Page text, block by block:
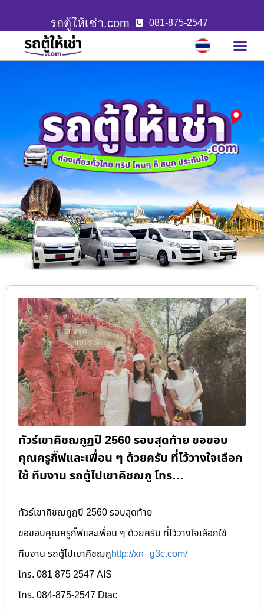
รถตู้ให้เช่า.com 081-875-2547
ทัวร์เขาคิชฌกูฏปี 2560 รอบสุดท้าย ขอขอบ
คุณครูกิ๊ฟและเพื่อน ๆ ด้วยครับ ที่ไว้วางใจเลือก
ใช้ ทีมงาน รถตู้ไปเขาคิชฌกู โทร…
ทัวร์เขาคิชฌกูฏปี 2560 รอบสุดท้าย
ขอขอบคุณครูกิ๊ฟและเพื่อน ๆ ด้วยครับ ที่ไว้วางใจเลือกใช้
ทีมงาน รถตู้ไปเขาคิชฌกูhttp://xn--g3c.com/
โทร. 081 875 2547 AIS
โทร. 084-875-2547 Dtac